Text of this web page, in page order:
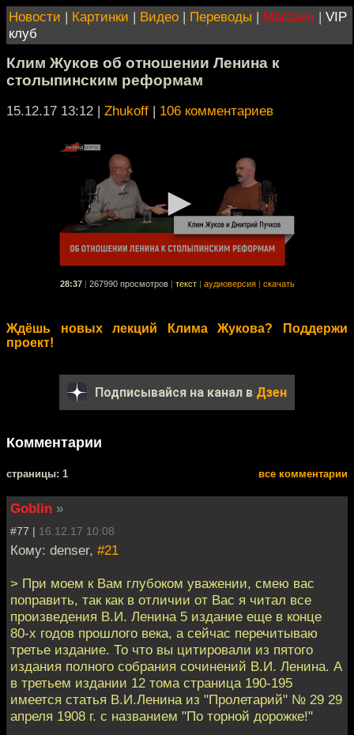
Новости | Картинки | Видео | Переводы | Магазин | VIP
клуб
Клим Жуков об отношении Ленина к
столыпинским реформам
15.12.17 13:12 | Zhukoff | 106 комментариев
28:37 267990 просмотров текст аудиоверсия скачать
Ждёшь новых лекций Клима Жукова? Поддержи
проект!
Подписывайся на канал в Дзен
Комментарии
cтраницы: 1 все комментарии
Goblin »
#77 | 16.12.17 10:08
Кому: denser, #21
> При моем к Вам глубоком уважении, смею вас
поправить, так как в отличии от Вас я читал все
произведения В.И. Ленина 5 издание еще в конце
80-х годов прошлого века, а сейчас перечитываю
третье издание. То что вы цитировали из пятого
издания полного собрания сочинений В.И. Ленина. А
в третьем издании 12 тома страница 190-195
имеется статья В.И.Ленина из "Пролетарий" № 29 29
апреля 1908 г. с названием "По торной дорожке!"